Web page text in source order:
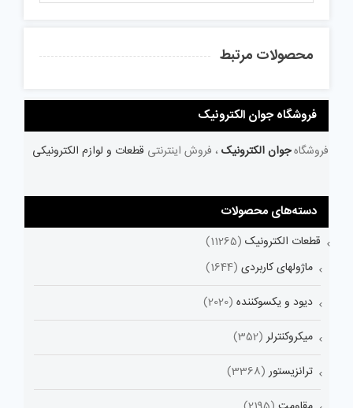
محصولات مرتبط
فروشگاه جوان الکترونیک
فروشگاهجوان الکترونیک ، فروش اینترنتی قطعات و لوازم الکترونیکی
دسته‌های محصولات
قطعات الکترونیک (11265)
ماژولهای کاربردی (1644)
دیود و یکسوکننده (2020)
میکروکنترلر (352)
ترانزیستور (3368)